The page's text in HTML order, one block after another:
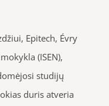
Epitech, Évry
(ISEN),
studijų
duris atveria